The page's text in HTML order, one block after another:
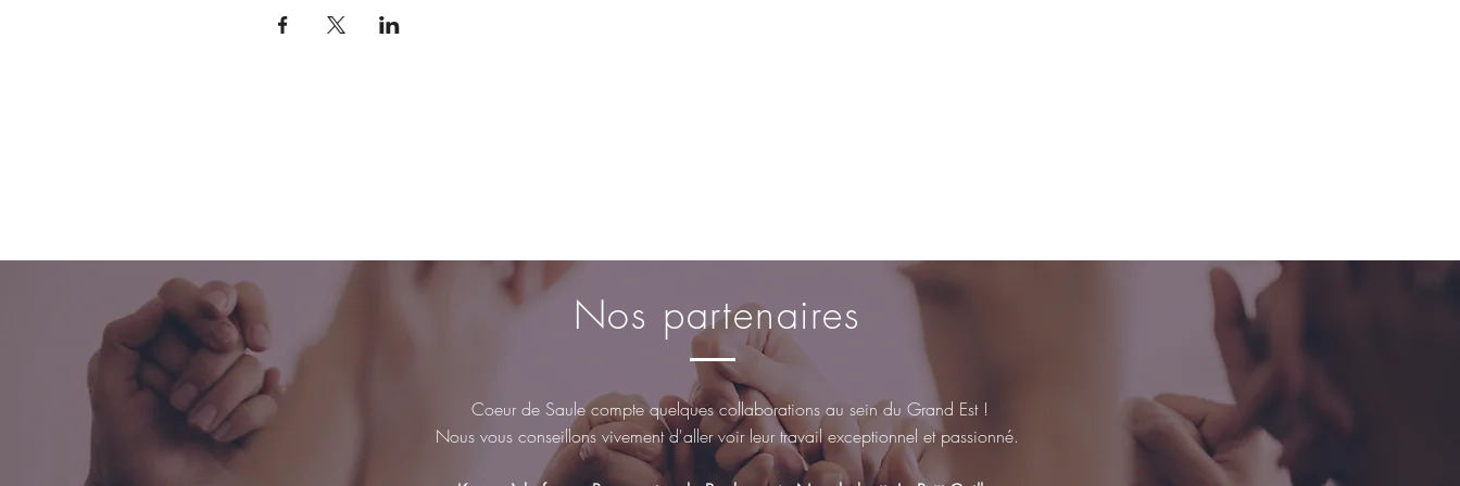
Nos partenaires
Coeur de Saule compte quelques collaborations au sein du Grand Est !
Nous vous conseillons vivement d'aller voir leur travail exceptionnel et passionné.